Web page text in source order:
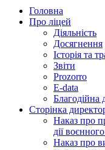
Головна
Про ліцей
Діяльність
Досягнення
Історія та
Звіти
Prozorro
E-data
Благодійна
Сторінка
Наказ про
дії
Наказ про